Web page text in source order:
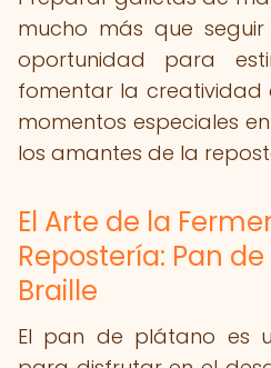
mucho más que
oportunidad para
fomentar la creatividad
momentos especiales
los amantes de la
El Arte de la
Repostería: Pan
Braille
El pan de plátano es